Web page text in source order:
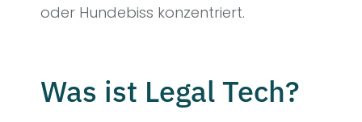
oder Hundebiss konzentriert.
Was ist Legal Tech?